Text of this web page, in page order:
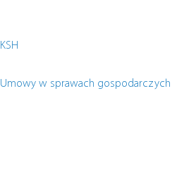
KSH
Umowy w sprawach gospodarczych